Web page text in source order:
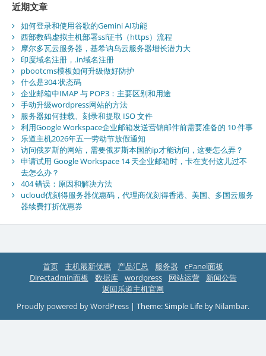
近期文章
如何登录和使用谷歌的Gemini AI功能
西部数码虚拟主机部署ssl证书（https）流程
摩尔多瓦云服务器，基希讷乌云服务器增长潜力大
印度域名注册，.in域名注册
pbootcms模板如何升级做好防护
什么是304 状态码
企业邮箱中IMAP 与 POP3：主要区别和用途
手动升级wordpress网站的方法
服务器如何挂载、刻录和提取 ISO 文件
利用Google Workspace企业邮箱发送营销邮件前需要准备的 10 件事
乐道主机2026年五一劳动节放假通知
访问俄罗斯的网站，需要俄罗斯本国的ip才能访问，这要怎么弄？
申请试用 Google Workspace 14 天企业邮箱时，卡在支付这儿过不
去怎么办？
404 错误：原因和解决方法
ucloud优刻得服务器优惠码，代理商优刻得香港、美国、多国云服务
器续费打折优惠券
首页 主机最新优惠 产品汇总 服务器
cPanel面板
Directadmin面板
数据库 wordpress 网站运营
新闻公告
返回乐道主机官网
Proudly powered by WordPress | Theme: Simple Life by Nilambar.